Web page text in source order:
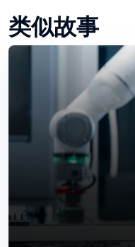
类似故事